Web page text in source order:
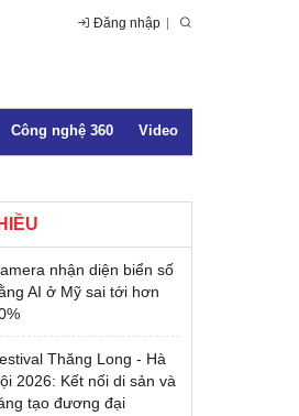
Đăng nhập
Công nghệ 360 Video
nhận diện biển số
AI ở Mỹ sai tới hơn
Thăng Long - Hà
2026: Kết nối di sản và
tạo đương đại